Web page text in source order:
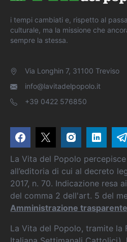
i tempi cambiati e, rispetto al
culturale, ma la missione che
sempre la stessa.
Via Longhin 7, 31100 Treviso
info@lavitadelpopolo.it
+39 0422 576850
La Vita del Popolo
all’editoria di cui al decreto
2017, n. 70. Indicazione resa
del comma 2 dell'art. 5 del
Amministrazione trasparente
La Vita del Popolo, tramite la